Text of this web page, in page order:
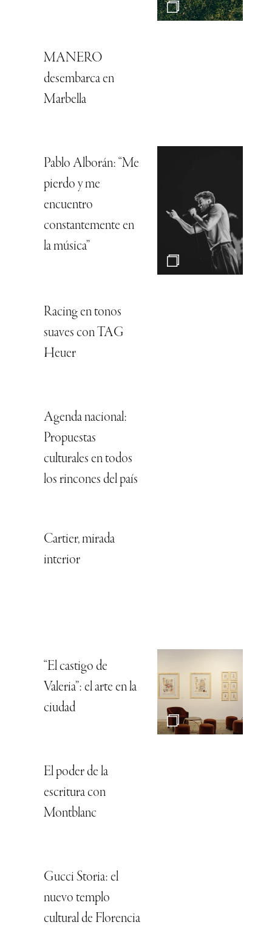
MANERO
desembarca en
Marbella
Pablo Alborán: “Me
pierdo y me
encuentro
constantemente en
la música”
Racing en tonos
suaves con TAG
Heuer
Agenda nacional:
Propuestas
culturales en todos
los rincones del país
Cartier, mirada
interior
“El castigo de
Valeria”: el arte en la
ciudad
El poder de la
escritura con
Montblanc
Gucci Storia: el
nuevo templo
cultural de Florencia